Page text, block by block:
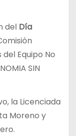
del Día
Equipo No
SIN
la Licenciada
Moreno y